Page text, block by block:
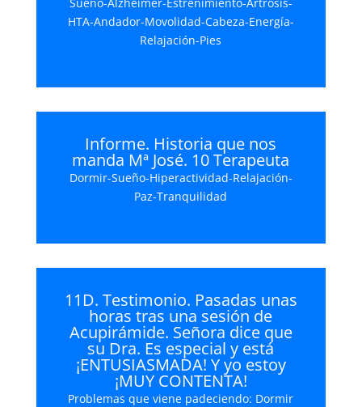
HTA-Andador-Movolidad-Cabeza-Energía-
Relajación-Pies
Informe. Historia que nos
manda Mª José. 10 Terapeuta
Dormir-Sueño-Hiperactividad-Relajación-
Paz-Tranquilidad
11D. Testimonio. Pasadas unas
horas tras una sesión de
Acupirámide. Señora dice que
su Dra. Es especial y está
¡ENTUSIASMADA! Y yo estoy
¡MUY CONTENTA!
Problemas que viene padeciendo: Dormir